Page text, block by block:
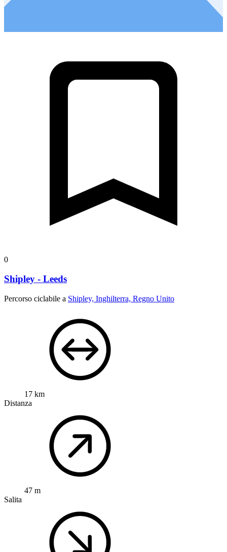
0
Shipley - Leeds
Percorso ciclabile a Shipley, Inghilterra, Regno Unito
17 km
Distanza
47 m
Salita